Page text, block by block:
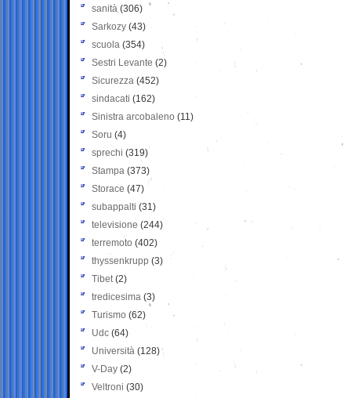
sanità (306)
Sarkozy (43)
scuola (354)
Sestri Levante (2)
Sicurezza (452)
sindacati (162)
Sinistra arcobaleno (11)
Soru (4)
sprechi (319)
Stampa (373)
Storace (47)
subappalti (31)
televisione(244)
terremoto (402)
thyssenkrupp (3)
Tibet(2)
tredicesima (3)
Turismo (62)
Udc (64)
Università (128)
V-Day (2)
Veltroni (30)